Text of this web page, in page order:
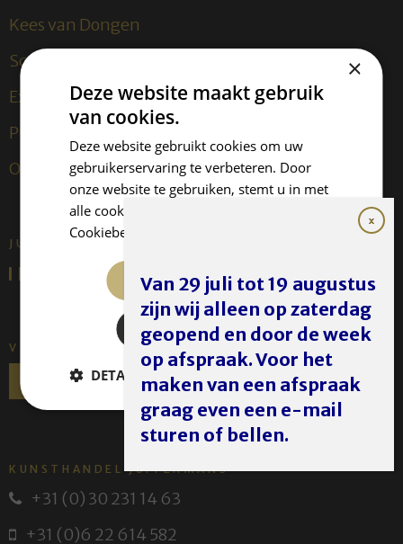
Kees van Dongen
Sculpturen
Exposities
Publicaties
Over ons
JUFFERMANS FINE ART IS:
VOLG ONS
KUNSTHANDEL JUFFERMANS
+31 (0) 30 231 14 63
+31 (0)6 22 614 582
Van 29 juli tot 19 augustus
zijn wij alleen op zaterdag
geopend en door de week
op afspraak. Voor het
maken van een afspraak
graag even een e-mail
sturen of bellen.
×
Deze website maakt gebruik
van cookies.
Deze website gebruikt cookies om uw
gebruikerservaring te verbeteren. Door
onze website te gebruiken, stemt u in met
alle cookies in overeenstemming met ons
Cookiebeleid.
ALLES ACCEPTEREN
ALLES AFWIJZEN
DETAILS WEERGEVEN